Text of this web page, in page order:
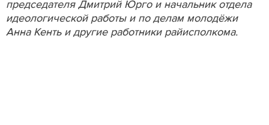
председателя Дмитрий Юрго и начальник отдела
идеологической работы и по делам молодёжи
Анна Кенть и другие работники райисполкома.